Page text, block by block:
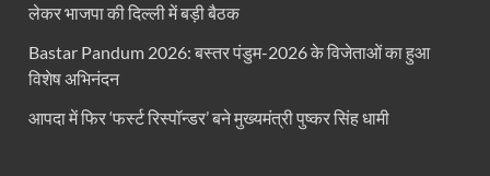
CJI Gavai Retirement: 23 नवंबर को रिटायर हो रहे
Justic Suryakant Statement: हमारी प्राथमिकता
Administratvie Officers Conference: फाइलों में देरी न
लेकर भाजपा की दिल्ली में बड़ी बैठक
Bastar Pandum 2026: बस्तर पंडुम-2026 के विजेताओं का हुआ
विशेष अभिनंदन
आपदा में फिर ‘फर्स्ट रिस्पॉन्डर’ बने मुख्यमंत्री पुष्कर सिंह धामी